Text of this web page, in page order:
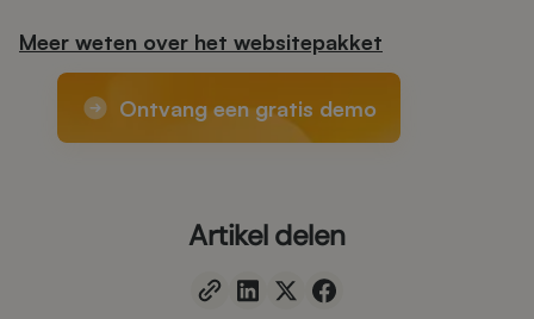
Meer weten over het websitepakket
Ontvang een gratis demo
Artikel delen